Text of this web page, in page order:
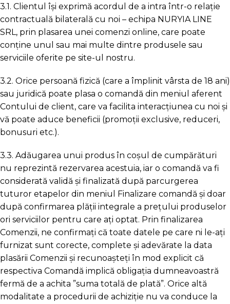
3.1. Clientul își exprimă acordul de a intra într-o relație
contractuală bilaterală cu noi – echipa NURYIA LINE
SRL, prin plasarea unei comenzi online, care poate
conține unul sau mai multe dintre produsele sau
serviciile oferite pe site-ul nostru.
3.2. Orice persoană fizică (care a împlinit vârsta de 18 ani)
sau juridică poate plasa o comandă din meniul aferent
Contului de client, care va facilita interacțiunea cu noi și
vă poate aduce beneficii (promoții exclusive, reduceri,
bonusuri etc.).
3.3. Adăugarea unui produs în coșul de cumpărături
nu reprezintă rezervarea acestuia, iar o comandă va fi
considerată validă și finalizată după parcurgerea
tuturor etapelor din meniul Finalizare comandă și doar
după confirmarea plății integrale a prețului produselor
ori serviciilor pentru care ați optat. Prin finalizarea
Comenzii, ne confirmați că toate datele pe care ni le-ați
furnizat sunt corecte, complete și adevărate la data
plasării Comenzii și recunoașteți în mod explicit că
respectiva Comandă implică obligaţia dumneavoastră
fermă de a achita ”suma totală de plată”. Orice altă
modalitate a procedurii de achiziție nu va conduce la